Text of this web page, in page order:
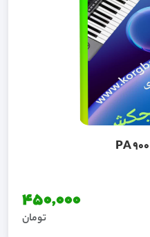
450,000
تومان